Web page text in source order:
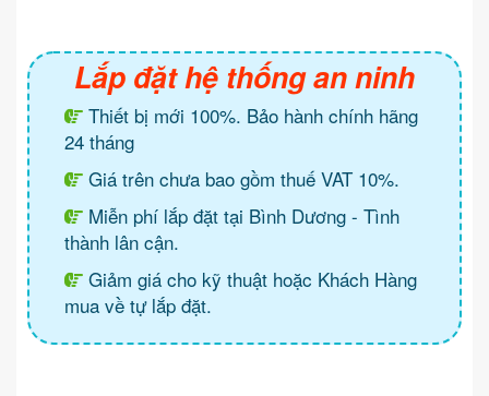
Lắp đặt hệ thống an ninh
Thiết bị mới 100%. Bảo hành chính hãng
24 tháng
Giá trên chưa bao gồm thuế VAT 10%.
Miễn phí lắp đặt tại Bình Dương - Tình
thành lân cận.
Giảm giá cho kỹ thuật hoặc Khách Hàng
mua về tự lắp đặt.